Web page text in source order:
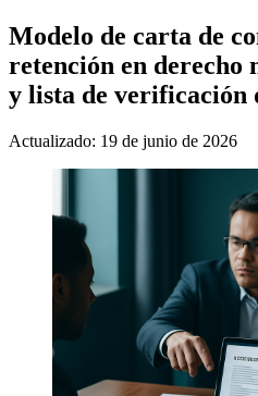
Modelo de carta de
retención en
y lista de verificación
Actualizado: 19 de junio de 2026